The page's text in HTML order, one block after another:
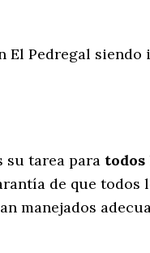
El Pedregal
su tarea para todos
de que todos
manejados